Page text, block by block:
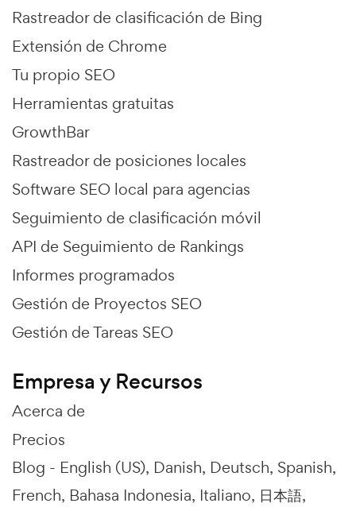
Rastreador de clasificación de Bing
Extensión de Chrome
Tu propio SEO
Herramientas gratuitas
GrowthBar
Rastreador de posiciones locales
Software SEO local para agencias
Seguimiento de clasificación móvil
API de Seguimiento de Rankings
Informes programados
Gestión de Proyectos SEO
Gestión de Tareas SEO
Empresa y Recursos
Acerca de
Precios
Blog - English (US) Danish Deutsch Spanish
French Bahasa Indonesia Italiano 日本語